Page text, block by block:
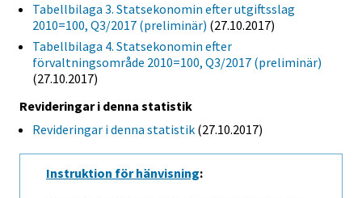
Tabellbilaga 3. Statsekonomin efter utgiftsslag
2010=100, Q3/2017 (preliminär) (27.10.2017)
Tabellbilaga 4. Statsekonomin efter
förvaltningsområde 2010=100, Q3/2017 (preliminär)
(27.10.2017)
Revideringar i denna statistik
Revideringar i denna statistik (27.10.2017)
Instruktion för hänvisning: